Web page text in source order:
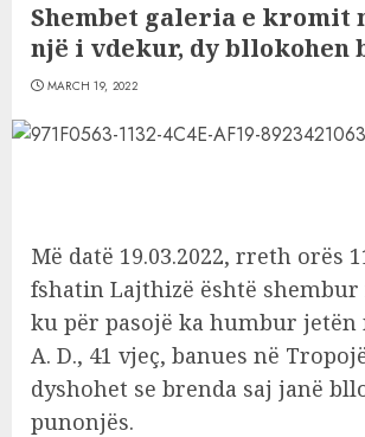
Shembet galeria e kromit
një i vdekur, dy bllokohen
MARCH 19, 2022
Më datë 19.03.2022, rreth orës
fshatin Lajthizë është
ku për pasojë ka humbur jetën
A. D., 41 vjeç, banues në
dyshohet se brenda saj janë
punonjës.